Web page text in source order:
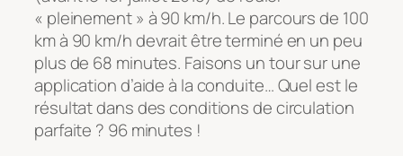
« pleinement » à 90 km/h. Le parcours de 100
km à 90 km/h devrait être terminé en un peu
plus de 68 minutes. Faisons un tour sur une
application d’aide à la conduite… Quel est le
résultat dans des conditions de circulation
parfaite ? 96 minutes !